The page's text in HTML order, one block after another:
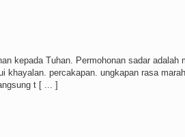
kepada Tuhan. Permohonan sadar adalah
khayalan. percakapan. ungkapan rasa
t [ ... ]